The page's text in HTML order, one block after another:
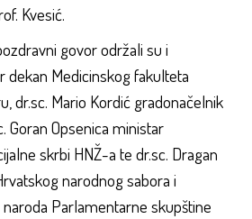
Kvesić.
govor održali su i
dekan Medicinskog fakulteta
dr.sc. Mario Kordić gradonačelnik
Goran Opsenica ministar
skrbi HNŽ-a te dr.sc. Dragan
narodnog sabora i
Parlamentarne skupštine